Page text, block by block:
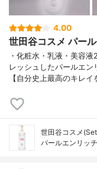
4.00
世田谷コスメ パー
・化粧水・乳液・美容
レッシュしたパールエン
【自分史上最高のキレ
世田谷コスメ
パールエンリッ